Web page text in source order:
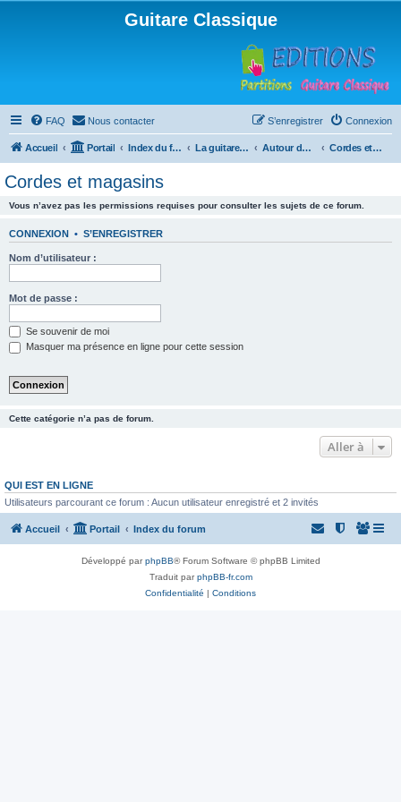
Guitare Classique
FAQ Nous contacter Connexion
S’enregistrer
Accueil Portail Index du forum La guitare : instrument, cours et théorie Autour de la guitare Cordes et magasins
Cordes et magasins
Vous n’avez pas les permissions requises pour consulter les sujets de ce forum.
CONNEXION • S’ENREGISTRER
Nom d’utilisateur :
Mot de passe :
Se souvenir de moi
Masquer ma présence en ligne pour cette session
Cette catégorie n’a pas de forum.
Aller à
QUI EST EN LIGNE
Utilisateurs parcourant ce forum : Aucun utilisateur enregistré et 2 invités
Accueil Portail Index du forum
Développé parphpBB® Forum Software © phpBB Limited
Traduit parphpBB-fr.com
Confidentialité | Conditions